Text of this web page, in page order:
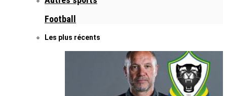
Football
Les plus récents